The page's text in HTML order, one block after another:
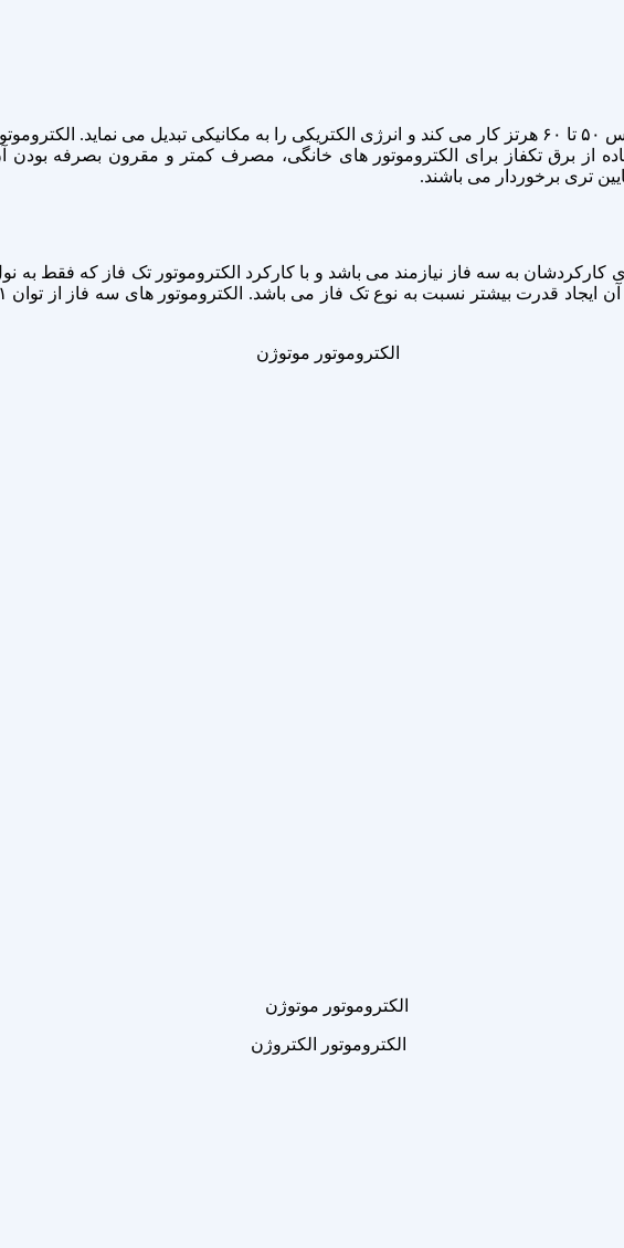
الکتروموتور های تک فاز با برق شهری ۲۲۰ تا ۲۳۰ ولت و فرکانس ۵۰ تا ۶۰ هرتز کار می کند و انرژی الکتریکی را به
از برق تکفاز برای الکتروموتور های خانگی، مصرف کمتر و مقرون بصرفه
تری برخوردار می باشند.
کارکردشان به سه فاز نیازمند می باشد و با کارکرد الکتروموتور تک فاز که فقط به
الکتروموتور موتوژن